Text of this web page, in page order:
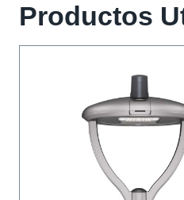
Productos